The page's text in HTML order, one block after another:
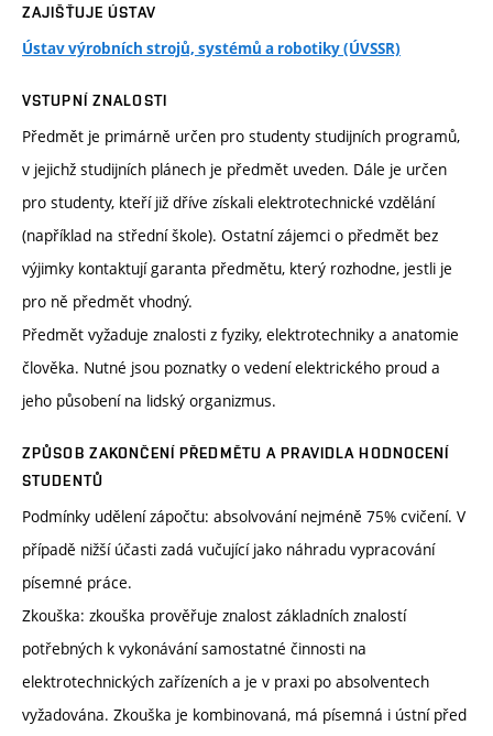
ZAJIŠŤUJE ÚSTAV
Ústav výrobních strojů, systémů a robotiky (ÚVSSR)
VSTUPNÍ ZNALOSTI
Předmět je primárně určen pro studenty studijních programů,
v jejichž studijních plánech je předmět uveden. Dále je určen
pro studenty, kteří již dříve získali elektrotechnické vzdělání
(například na střední škole). Ostatní zájemci o předmět bez
výjimky kontaktují garanta předmětu, který rozhodne, jestli je
pro ně předmět vhodný.
Předmět vyžaduje znalosti z fyziky, elektrotechniky a anatomie
člověka. Nutné jsou poznatky o vedení elektrického proud a
jeho působení na lidský organizmus.
ZPŮSOB ZAKONČENÍ PŘEDMĚTU A PRAVIDLA HODNOCENÍ
STUDENTŮ
Podmínky udělení zápočtu: absolvování nejméně 75% cvičení. V
případě nižší účasti zadá vučující jako náhradu vypracování
písemné práce.
Zkouška: zkouška prověřuje znalost základních znalostí
potřebných k vykonávání samostatné činnosti na
elektrotechnických zařízeních a je v praxi po absolventech
vyžadována. Zkouška je kombinovaná, má písemná i ústní před